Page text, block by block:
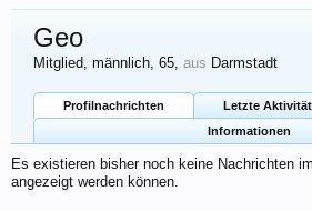
Geo
Mitglied, männlich, 65, aus Darmstadt
Profilnachrichten Letzte
Informationen
Es existieren bisher noch keine Nachrichten
angezeigt werden können.